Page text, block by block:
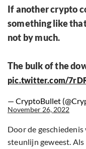
If another crypto
something like
not by much.
The bulk of the
pic.twitter.com/
— CryptoBullet
November 26, 2022
Door de
steunlijn geweest.